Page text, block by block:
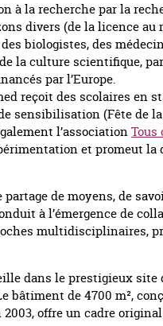
à la recherche par la
divers (de la licence au
biologistes, des
la culture scientifique,
par l’Europe.
reçoit des scolaires en
sensibilisation (Fête de
l’associationTous
et promeut la
de moyens, de
à l’émergence de
multidisciplinaires,
dans le prestigieux site
bâtiment de 4700 m²,
offre un cadre